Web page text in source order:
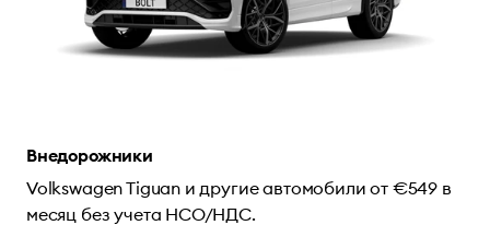
Внедорожники
Volkswagen Tiguan и другие автомобили от €549 в
месяц без учета НСО/НДС.